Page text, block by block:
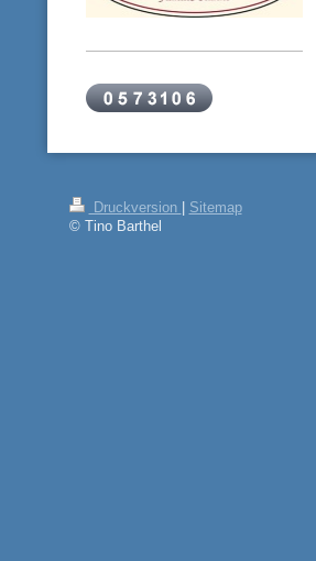
Druckversion
Sitemap
© Tino Barthel